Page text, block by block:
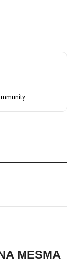
MESMA